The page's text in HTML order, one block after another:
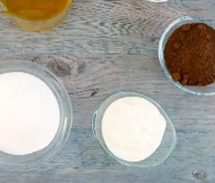
CANCELAR
ACEPTAR